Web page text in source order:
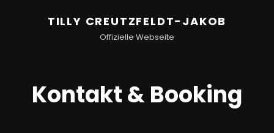
TILLY CREUTZFELDT-JAKOB
Offizielle Webseite
Kontakt & Booking